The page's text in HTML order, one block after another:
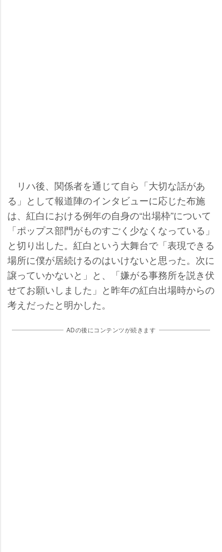
リハ後、関係者を通じて自ら「大切な話があ
る」として報道陣のインタビューに応じた布施
は、紅白における例年の自身の“出場枠”について
「ポップス部門がものすごく少なくなっている」
と切り出した。紅白という大舞台で「表現できる
場所に僕が居続けるのはいけないと思った。次に
譲っていかないと」と、「嫌がる事務所を説き伏
せてお願いしました」と昨年の紅白出場時からの
考えだったと明かした。
ADの後にコンテンツが続きます